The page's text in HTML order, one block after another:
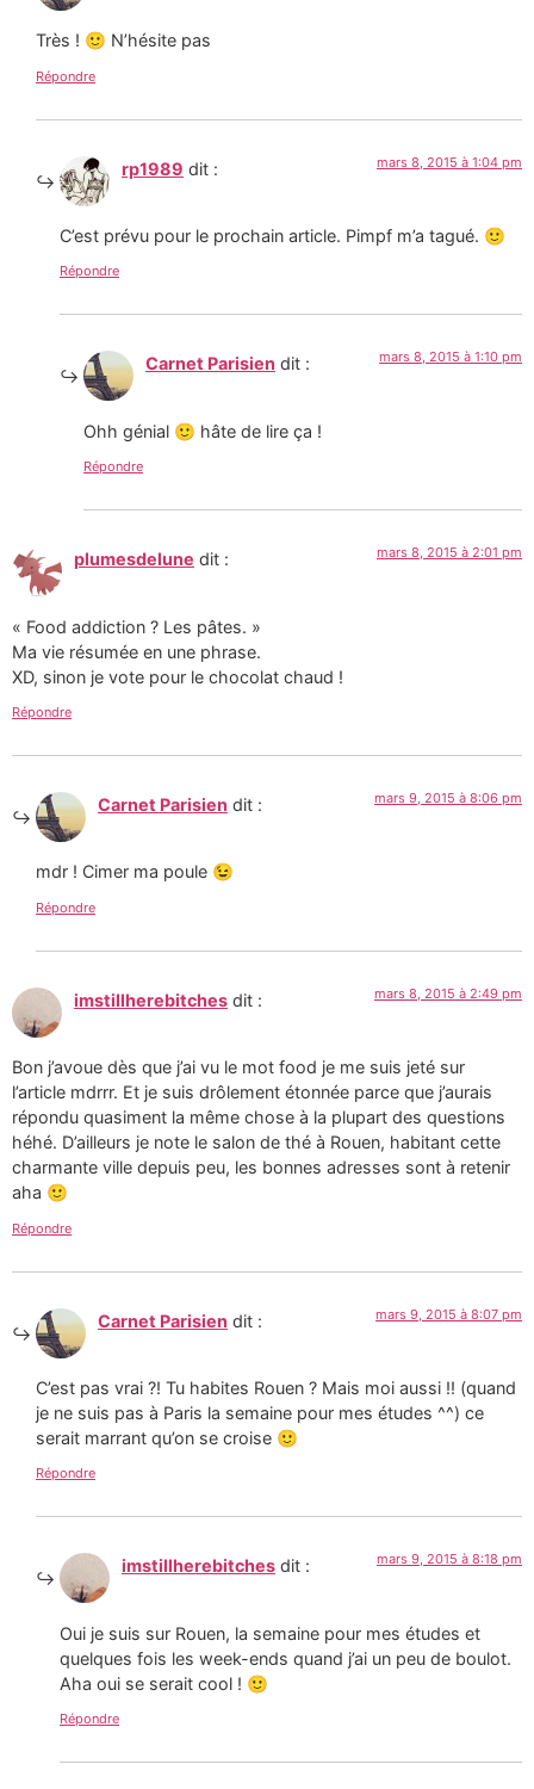
Très ! 🙂 N’hésite pas
Répondre
rp1989 dit : mars 8, 2015 à 1:04 pm
C’est prévu pour le prochain article. Pimpf m’a tagué. 🙂
Répondre
Carnet Parisien dit : mars 8, 2015 à 1:10 pm
Ohh génial 🙂 hâte de lire ça !
Répondre
plumesdelune dit : mars 8, 2015 à 2:01 pm
« Food addiction ? Les pâtes. »
Ma vie résumée en une phrase.
XD, sinon je vote pour le chocolat chaud !
Répondre
Carnet Parisien dit : mars 9, 2015 à 8:06 pm
mdr ! Cimer ma poule 😉
Répondre
imstillherebitches dit : mars 8, 2015 à 2:49 pm
Bon j’avoue dès que j’ai vu le mot food je me suis jeté sur
l’article mdrrr. Et je suis drôlement étonnée parce que j’aurais
répondu quasiment la même chose à la plupart des questions
héhé. D’ailleurs je note le salon de thé à Rouen, habitant cette
charmante ville depuis peu, les bonnes adresses sont à retenir
aha 🙂
Répondre
Carnet Parisien dit : mars 9, 2015 à 8:07 pm
C’est pas vrai ?! Tu habites Rouen ? Mais moi aussi !! (quand
je ne suis pas à Paris la semaine pour mes études ^^) ce
serait marrant qu’on se croise 🙂
Répondre
imstillherebitches dit : mars 9, 2015 à 8:18 pm
Oui je suis sur Rouen, la semaine pour mes études et
quelques fois les week-ends quand j’ai un peu de boulot.
Aha oui se serait cool ! 🙂
Répondre